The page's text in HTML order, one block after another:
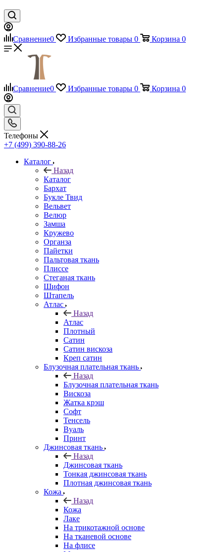
Сравнение0 Избранные товары 0 Корзина 0
Сравнение0 Избранные товары 0 Корзина 0
Телефоны
+7 (499) 390-88-26
Каталог
Назад
Каталог
Бархат
Букле Твид
Вельвет
Велюр
Замша
Кружево
Органза
Пайетки
Пальтовая ткань
Плиссе
Стеганая ткань
Шифон
Штапель
Атлас
Назад
Атлас
Плотный
Сатин
Сатин вискоза
Креп сатин
Блузочная плательная ткань
Назад
Блузочная плательная ткань
Вискоза
Жатка крэш
Софт
Тенсель
Вуаль
Принт
Джинсовая ткань
Назад
Джинсовая ткань
Тонкая джинсовая ткань
Плотная джинсовая ткань
Кожа
Назад
Кожа
Лаке
На трикотажной основе
На тканевой основе
На флисе